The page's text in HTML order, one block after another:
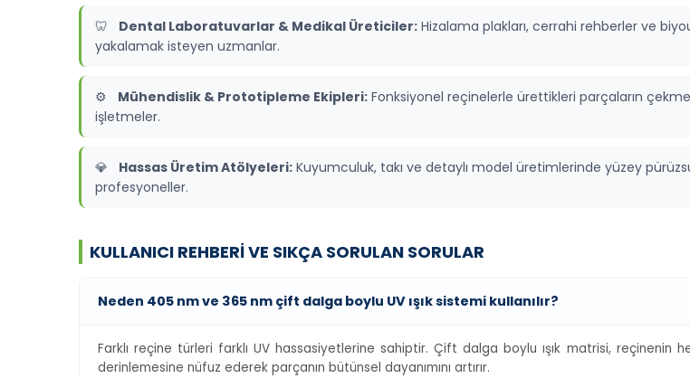
🦷 Dental Laboratuvarlar & Medikal Üreticiler: Hizalama plakları, cerrahi rehberler ve
yakalamak isteyen uzmanlar.
⚙️ Mühendislik & Prototipleme Ekipleri: Fonksiyonel reçinelerle ürettikleri parçaların
işletmeler.
💎 Hassas Üretim Atölyeleri: Kuyumculuk, takı ve detaylı model üretimlerinde yüzey
profesyoneller.
KULLANICI REHBERI VE SIKÇA SORULAN SORULAR
Neden 405 nm ve 365 nm çift dalga boylu UV ışık sistemi kullanılır?
Farklı reçine türleri farklı UV hassasiyetlerine sahiptir. Çift dalga boylu ışık matrisi,
derinlemesine nüfuz ederek parçanın bütünsel dayanımını artırır.